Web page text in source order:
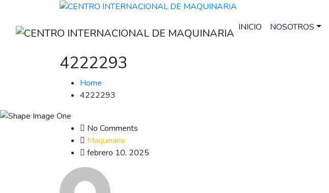
INICIO NOSOTROS
4222293
Home
4222293
No Comments
Maquinaria
febrero 10, 2025